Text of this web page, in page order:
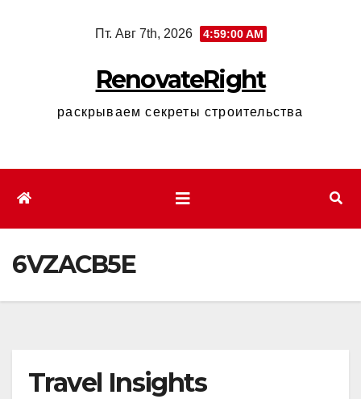
Пт. Авг 7th, 2026 4:59:01 AM
RenovateRight
раскрываем секреты строительства
6VZACB5E
Travel Insights